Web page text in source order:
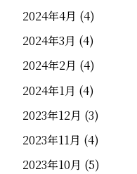
2024年4月 (4)
2024年3月 (4)
2024年2月 (4)
2024年1月 (4)
2023年12月 (3)
2023年11月 (4)
2023年10月 (5)